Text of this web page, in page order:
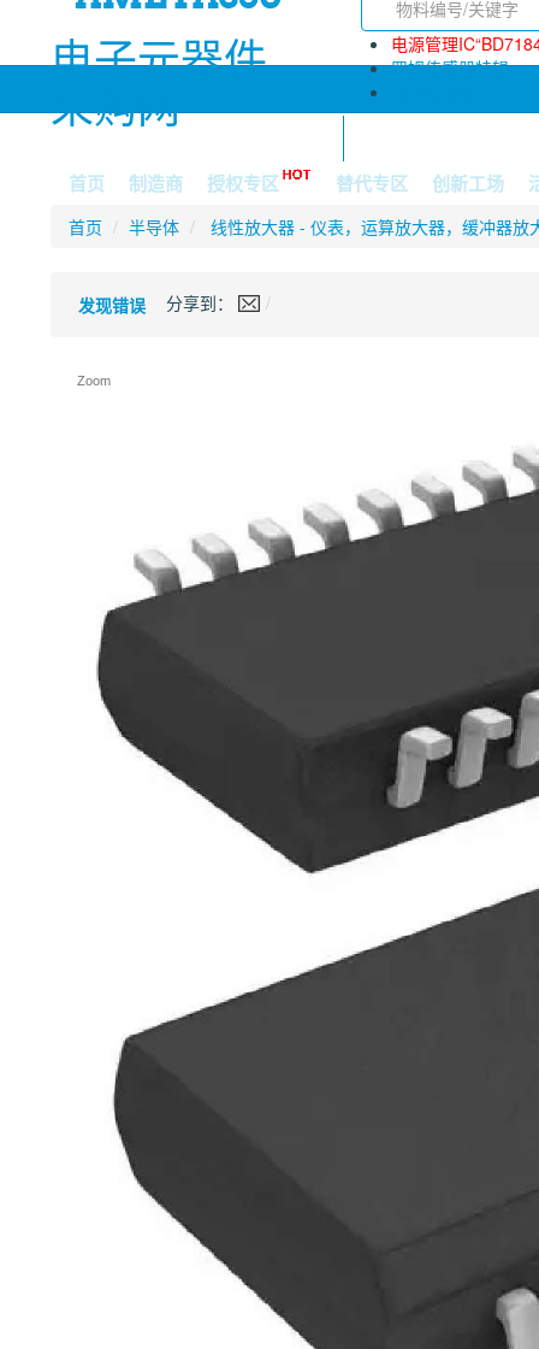
电子元器件
采购网
电源管理
罗姆传感器特辑
首页
制造商 授权专区 替代专区 创新工场
首页 半导体 线性放大器 - 仪表，运算放大器，缓冲器放
发现错误 分享到：
Zoom